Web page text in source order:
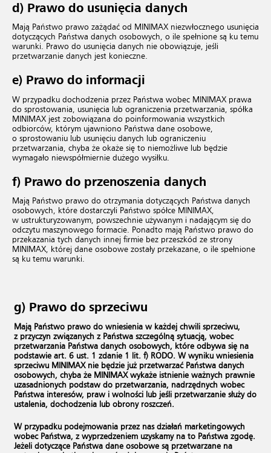
d) Prawo do usunięcia danych
Mają Państwo prawo zażądać od MINIMAX niezwłocznego usunięcia
dotyczących Państwa danych osobowych, o ile spełnione są ku temu
warunki. Prawo do usunięcia danych nie obowiązuje, jeśli
przetwarzanie danych jest konieczne.
e) Prawo do informacji
W przypadku dochodzenia przez Państwa wobec MINIMAX prawa
do sprostowania, usunięcia lub ograniczenia przetwarzania, spółka
MINIMAX jest zobowiązana do poinformowania wszystkich
odbiorców, którym ujawniono Państwa dane osobowe,
o sprostowaniu lub usunięciu danych lub ograniczeniu
przetwarzania, chyba że okaże się to niemożliwe lub będzie
wymagało niewspółmiernie dużego wysiłku.
f) Prawo do przenoszenia danych
Mają Państwo prawo do otrzymania dotyczących Państwa danych
osobowych, które dostarczyli Państwo spółce MINIMAX,
w ustrukturyzowanym, powszechnie używanym i nadającym się do
odczytu maszynowego formacie. Ponadto mają Państwo prawo do
przekazania tych danych innej firmie bez przeszkód ze strony
MINIMAX, której dane osobowe zostały przekazane, o ile spełnione
są ku temu warunki.
g) Prawo do sprzeciwu
Mają Państwo prawo do wniesienia w każdej chwili sprzeciwu,
z przyczyn związanych z Państwa szczególną sytuacją, wobec
przetwarzania Państwa danych osobowych, które odbywa się na
podstawie art. 6 ust. 1 zdanie 1 lit. f) RODO. W wyniku wniesienia
sprzeciwu MINIMAX nie będzie już przetwarzać Państwa danych
osobowych, chyba że MINIMAX wykaże istnienie ważnych prawnie
uzasadnionych podstaw do przetwarzania, nadrzędnych wobec
Państwa interesów, praw i wolności lub jeśli przetwarzanie służy do
ustalenia, dochodzenia lub obrony roszczeń.
W przypadku podejmowania przez nas działań marketingowych
wobec Państwa, z wyprzedzeniem uzyskamy na to Państwa zgodę.
Jeżeli dotyczące Państwa dane osobowe są przetwarzane na